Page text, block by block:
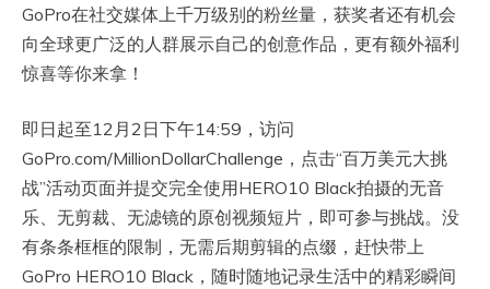
GoPro在社交媒体上千万级别的粉丝量，获奖者还有机会
向全球更广泛的人群展示自己的创意作品，更有额外福利
惊喜等你来拿！
即日起至12月2日下午14:59，访问
GoPro.com/MillionDollarChallenge，点击“百万美元大挑
战”活动页面并提交完全使用HERO10 Black拍摄的无音
乐、无剪裁、无滤镜的原创视频短片，即可参与挑战。没
有条条框框的限制，无需后期剪辑的点缀，赶快带上
GoPro HERO10 Black，随时随地记录生活中的精彩瞬间